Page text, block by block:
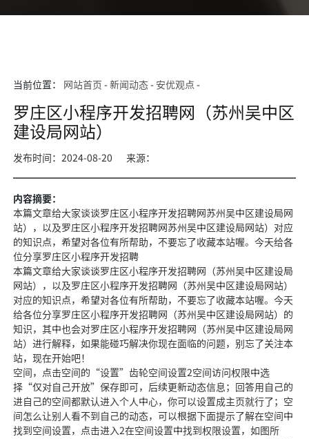
当前位置： 网站首页 -新闻动态- 安优观点 -
罗庄区小程序开发招聘网（苏州吴中区
建设局网站）
发布时间：2024-08-20 来源：
内容摘要：
本篇文章给大家谈谈罗庄区小程序开发招聘网苏州吴中区建设局网
站），以及罗庄区小程序开发招聘网苏州吴中区建设局网站）对应
的知识点，希望对各位有所帮助，不要忘了收藏本站喔。今天给各
位分享罗庄区小程序开发招聘
本篇文章给大家谈谈罗庄区小程序开发招聘网（苏州吴中区建设局
网站），以及罗庄区小程序开发招聘网（苏州吴中区建设局网站）
对应的知识点，希望对各位有所帮助，不要忘了收藏本站喔。今天
给各位分享罗庄区小程序开发招聘网（苏州吴中区建设局网站）的
知识，其中也会对罗庄区小程序开发招聘网（苏州吴中区建设局网
站）进行解释，如果能碰巧解决你现在面临的问题，别忘了关注本
站，现在开始吧！
空间，点击空间的“设置”齿轮空间设置2空间访问权限中选
择“仅对自己开放”保存即可，后续更新动态信息；回答用自己的
进自己的空间都默认进入个人中心，你可以设置成主页就行了；空
间怎么让别人看不到自己的动态，可以根据下面提示了解在空间中
找到空间设置，点击进入2在空间设置中找到权限设置，如图所